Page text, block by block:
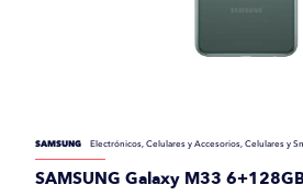
SAMSUNG Electrónicos, Celulares y Accesorios, Celulares y
SAMSUNG Galaxy M33